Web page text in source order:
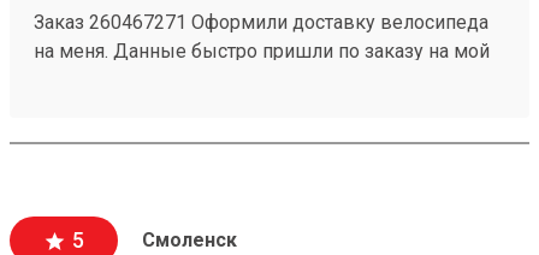
Заказ 260467271 Оформили доставку велосипеда
на меня. Данные быстро пришли по заказу на мой
доставки и из чего. Даже есть телеграмм бот, что
поддержку, моментально ответили, менеджер
5 Смоленск